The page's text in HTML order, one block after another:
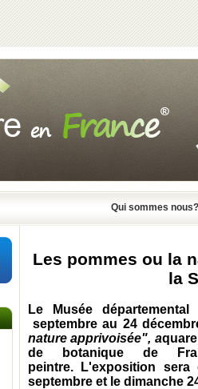
Qui sommes nous?
Les pommes ou la
la
Le Musée
septembre au 24
nature apprivoisée", a
de botanique de
peintre. L'exposition
septembre et le dimanche